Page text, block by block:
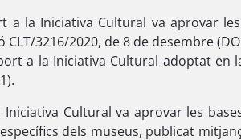
la Iniciativa Cultural va aprovar
3216/2020, de 8 de desembre
a la Iniciativa Cultural adoptat en
Cultural va aprovar les
dels museus, publicat